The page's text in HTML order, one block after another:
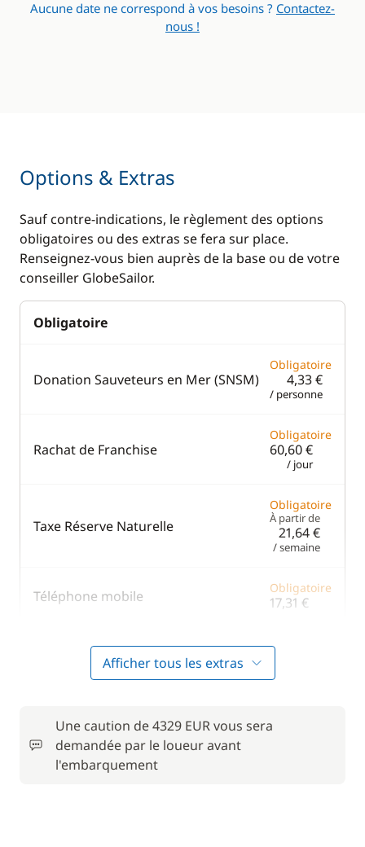
Aucune date ne correspond à vos besoins ? Contactez-
nous !
Options & Extras
Sauf contre-indications, le règlement des options
obligatoires ou des extras se fera sur place.
Renseignez-vous bien auprès de la base ou de votre
conseiller GlobeSailor.
Obligatoire
Donation Sauveteurs en Mer (SNSM)
Obligatoire
4,33 €
/ personne
Rachat de Franchise
Obligatoire
60,60 €
/ jour
Taxe Réserve Naturelle
Obligatoire
À partir de
21,64 €
/ semaine
Téléphone mobile Obligatoire
17,31 €
Obligatoire
/ personne / jour
En option
Afficher tous les extras
Une caution de 4329 EUR vous sera
demandée par le loueur avant
l'embarquement